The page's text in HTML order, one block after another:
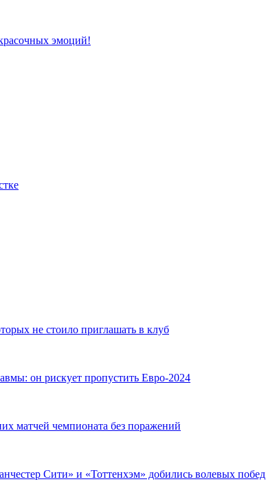
эмоций!
не стоило приглашать в клуб
он рискует пропустить Евро-2024
матчей чемпионата без поражений
Сити» и «Тоттенхэм» добились волевых побед